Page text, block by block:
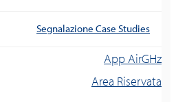
Segnalazione Case Studies
App AirGHz
Area Riservata